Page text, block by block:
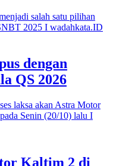
dengan
QS 2026
Kaltim 2 di